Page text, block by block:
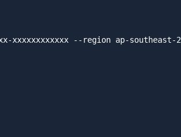
xxxxxxxxxxxx --region ap-southeast-2